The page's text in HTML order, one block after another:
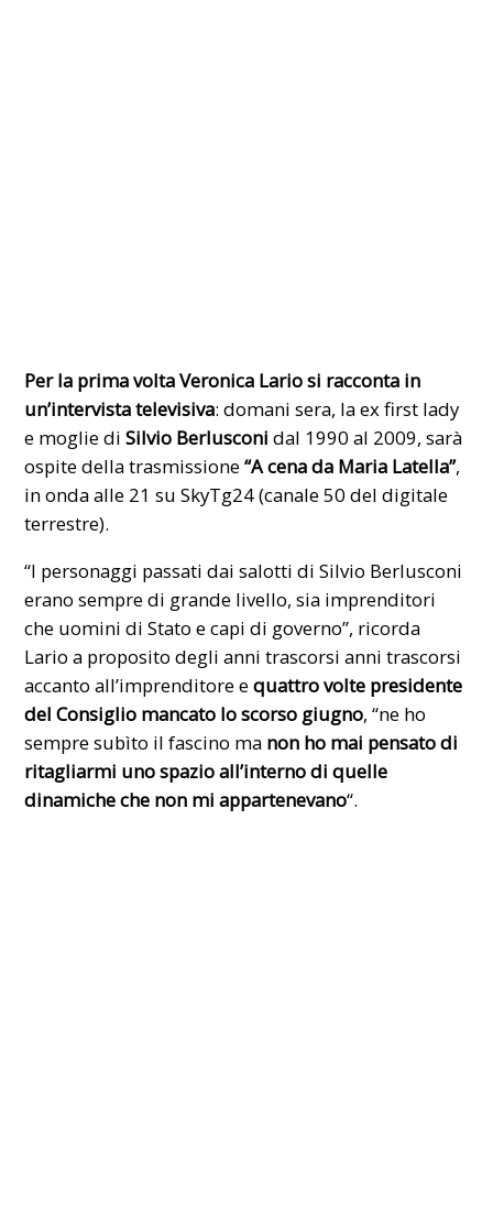
Per la prima volta Veronica Lario si racconta in
un’intervista televisiva: domani sera, la ex first lady
e moglie diSilvio Berlusconi dal 1990 al 2009, sarà
ospite della trasmissione“A cena da Maria Latella”,
in onda alle 21 su SkyTg24(canale 50 del digitale
terrestre).
“I personaggi passati dai salotti di Silvio Berlusconi
erano sempre di grande livello, sia imprenditori
che uomini di Stato e capi di governo”, ricorda
Lario a proposito degli anni trascorsi anni trascorsi
accanto all’imprenditore equattro volte presidente
del Consiglio mancato lo scorso giugno, “ne ho
sempre subìto il fascino ma non ho mai pensato di
ritagliarmi uno spazio all’interno di quelle
dinamiche che non mi appartenevano“.